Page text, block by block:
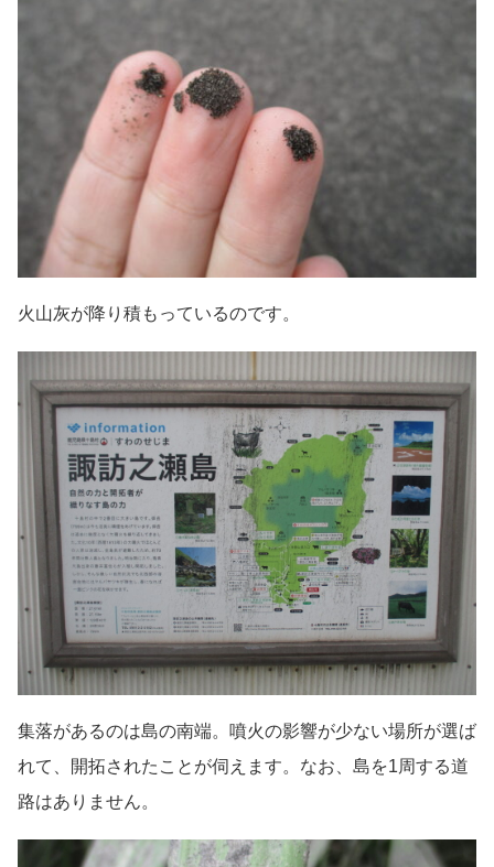
火山灰が降り積もっているのです。
集落があるのは島の南端。噴火の影響が少ない場所が選ば
れて、開拓されたことが伺えます。なお、島を1周する道
路はありません。